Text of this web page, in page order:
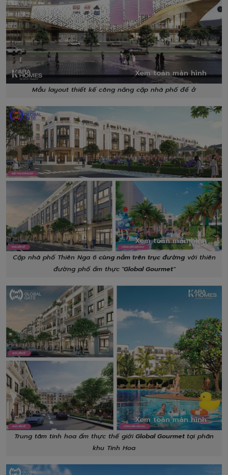
Xem toàn màn hình
Mẫu layout thiết kế công năng cặp nhà phố để ở
Xem toàn màn hình
Cặp nhà phố Thiên Nga 6cùng nằm trên trục đườngvới thiên
đường phố ẩm thực"Global Gourmet"
Xem toàn màn hình
Trung tâm tinh hoa ẩm thực thế giớiGlobal Gourmet tại phân
khu Tinh Hoa